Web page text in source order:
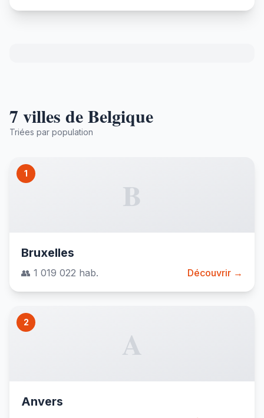
7 villes de Belgique
Triées par population
1
B
Bruxelles
👥 1 019 022 hab. Découvrir →
2
A
Anvers